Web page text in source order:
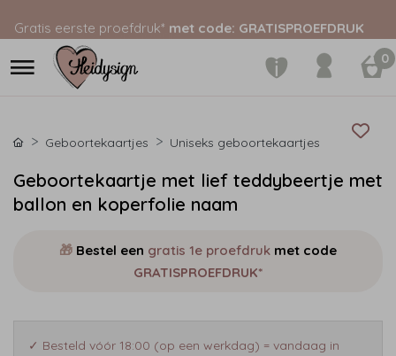
Gratis eerste proefdruk* met code: GRATISPROEFDRUK
0
Geboortekaartjes Uniseks geboortekaartjes
Geboortekaartje met lief teddybeertje met
ballon en koperfolie naam
🎁 Bestel een gratis 1e proefdruk met code
GRATISPROEFDRUK*
✓ Besteld vóór 18:00 (op een werkdag) = vandaag in